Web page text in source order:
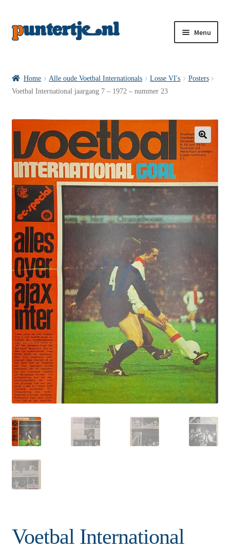
Menu
VI’s met Hollandse Velden
VI’s met Posters
Wie is puntertje
Puntertjes
Contact
Home Alle oude Voetbal Internationals Losse VI's
Posters
Voetbal International jaargang 7 – 1972 – nummer 23
🔍
Voetbal International